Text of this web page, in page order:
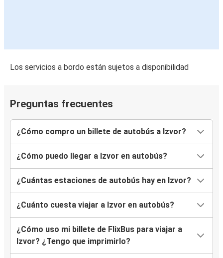
Los servicios a bordo están sujetos a disponibilidad
Preguntas frecuentes
¿Cómo compro un billete de autobús a Izvor?
¿Cómo puedo llegar a Izvor en autobús?
¿Cuántas estaciones de autobús hay en Izvor?
¿Cuánto cuesta viajar a Izvor en autobús?
¿Cómo uso mi billete de FlixBus para viajar a
Izvor? ¿Tengo que imprimirlo?